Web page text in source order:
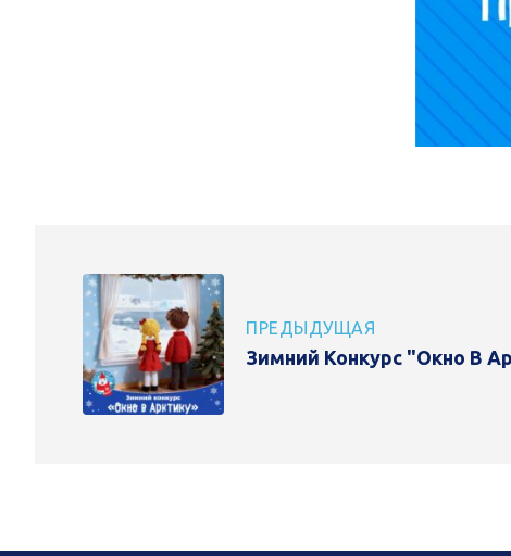
ПРЕДЫДУЩАЯ
Зимний Конкурс "Окно В